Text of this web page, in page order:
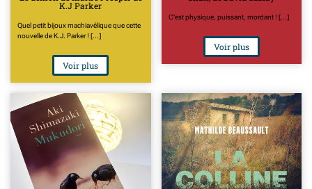
K.J Parker
Quel petit bijoux machiavélique que cette
nouvelle de K.J. Parker ! [...]
Voir plus
C'est physique, puissant, mordant ! [...]
Voir plus